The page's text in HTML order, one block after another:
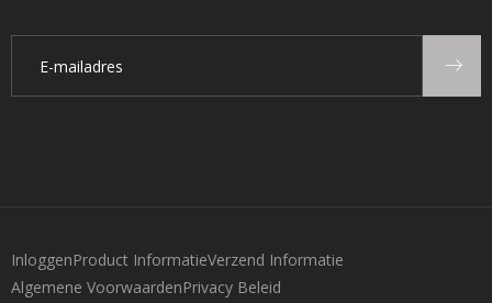
InloggenProduct InformatieVerzend Informatie
Algemene VoorwaardenPrivacy Beleid